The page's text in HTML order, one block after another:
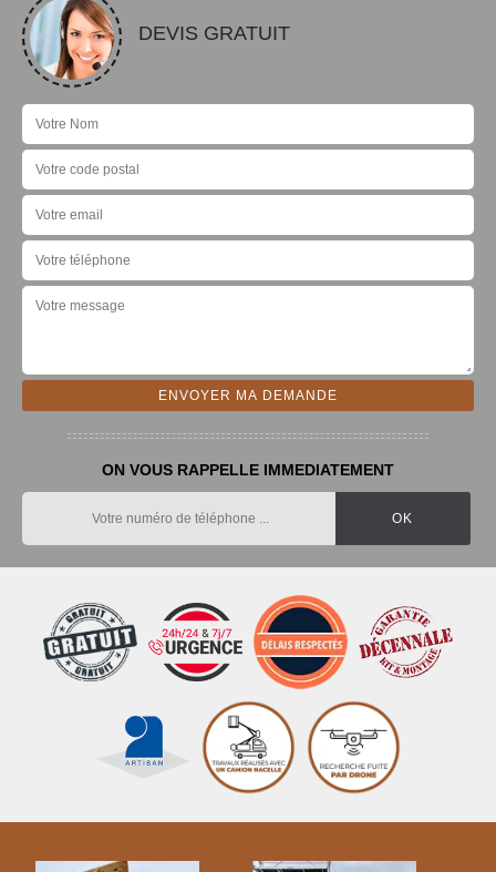
DEVIS GRATUIT
ON VOUS RAPPELLE IMMEDIATEMENT